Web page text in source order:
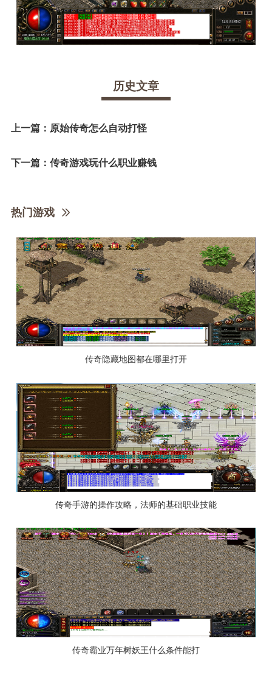
历史文章
上一篇： 原始传奇怎么自动打怪
下一篇： 传奇游戏玩什么职业赚钱
热门游戏
传奇隐藏地图都在哪里打开
传奇手游的操作攻略，法师的基础职业技能
传奇霸业万年树妖王什么条件能打